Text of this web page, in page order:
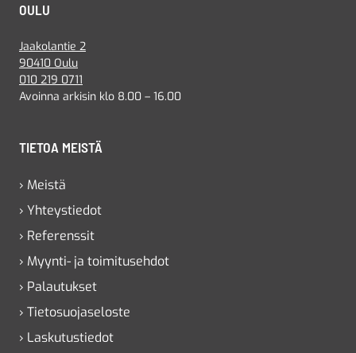
OULU
Jaakolantie 2
90410 Oulu
010 219 0711
Avoinna arkisin klo 8.00 – 16.00
TIETOA MEISTÄ
› Meistä
› Yhteystiedot
› Referenssit
› Myynti- ja toimitusehdot
› Palautukset
› Tietosuojaseloste
› Laskutustiedot